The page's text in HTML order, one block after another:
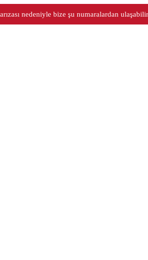
nedeniyle bize şu numaralardan